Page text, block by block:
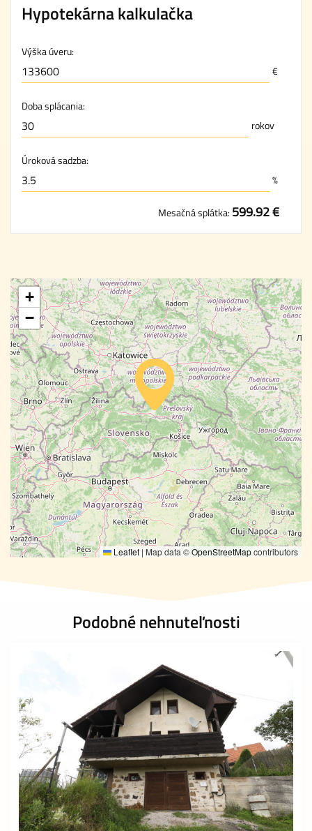
Hypotekárna kalkulačka
Výška úveru:
€
Doba splácania:
rokov
Úroková sadzba:
%
Mesačná splátka: 599.92 €
+
−
Leaflet | Map data ©OpenStreetMapcontributors
Podobné nehnuteľnosti